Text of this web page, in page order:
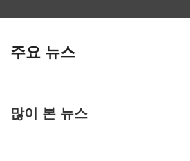
주요 뉴스
많이 본 뉴스